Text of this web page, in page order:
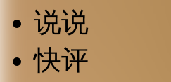
说说
快评